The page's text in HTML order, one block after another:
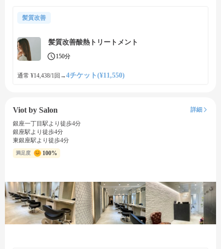
髪質改善
髪質改善酸熱トリートメント
150分
通常 ¥14,438/1回 →4チケット(¥11,550)
Viot by Salon
詳細
銀座一丁目駅より徒歩4分
銀座駅より徒歩4分
東銀座駅より徒歩4分
満足度 100%